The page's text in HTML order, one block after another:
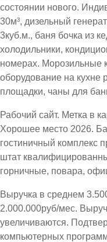
состоянии нового.
30м³, дизельный
3куб.м., баня бочка из
холодильники,
номерах. Морозильные
оборудование на кухне
площадки, чаны для
Рабочий сайт. Метка в
Хорошее место 2026.
гостиничный комплекс
штат
горничные, повара,
Выручка в среднем
2.000.000руб/мес.
увеличиваются.
компьютерных